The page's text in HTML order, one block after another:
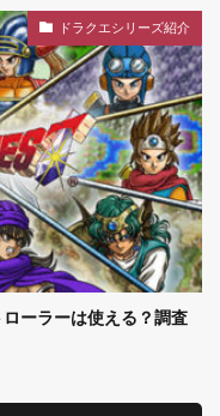
ドラクエシリーズ紹介
ーラーは使える？調査